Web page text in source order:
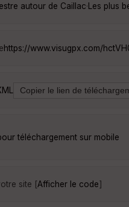
autour de Caillac·Les plus
https://www.visugpx.com/
téléchargement sur mobile
site [Afficher le code]